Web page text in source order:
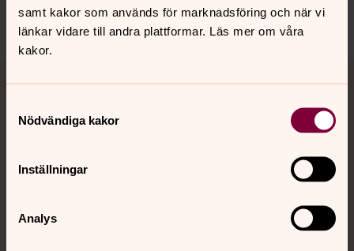
samt kakor som används för marknadsföring och när vi
länkar vidare till andra plattformar. Läs mer om våra
kakor.
Nödvändiga kakor
Inställningar
Analys
Dela